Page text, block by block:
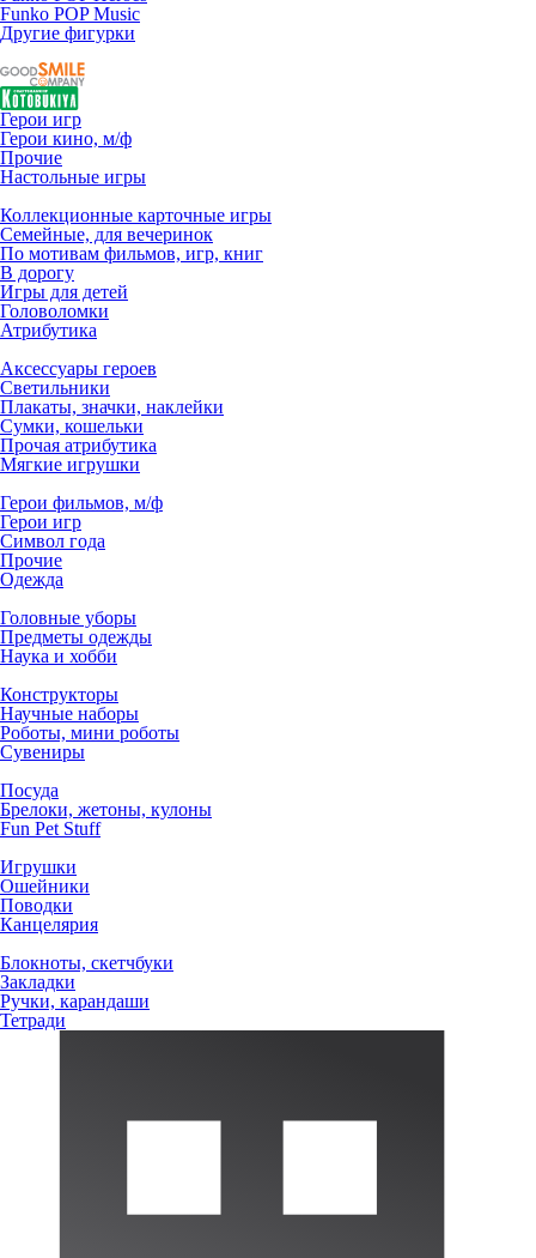
Funko POP Music
Другие фигурки
Герои игр
Герои кино, м/ф
Прочие
Настольные игры
Коллекционные карточные игры
Семейные, для вечеринок
По мотивам фильмов, игр, книг
В дорогу
Игры для детей
Головоломки
Атрибутика
Аксессуары героев
Светильники
Плакаты, значки, наклейки
Сумки, кошельки
Прочая атрибутика
Мягкие игрушки
Герои фильмов, м/ф
Герои игр
Символ года
Прочие
Одежда
Головные уборы
Предметы одежды
Наука и хобби
Конструкторы
Научные наборы
Роботы, мини роботы
Сувениры
Посуда
Брелоки, жетоны, кулоны
Fun Pet Stuff
Игрушки
Ошейники
Поводки
Канцелярия
Блокноты, скетчбуки
Закладки
Ручки, карандаши
Тетради